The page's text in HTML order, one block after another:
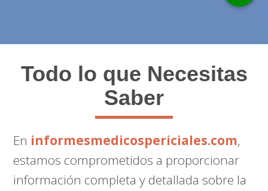
Todo lo que Necesitas
Saber
En informesmedicospericiales.com,
estamos comprometidos a proporcionar
información completa y detallada sobre la